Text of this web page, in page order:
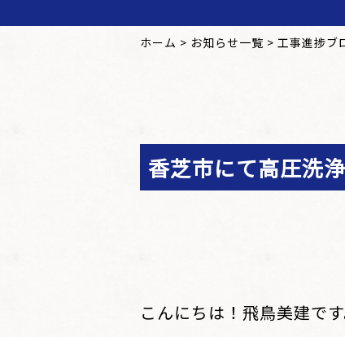
ホーム > お知らせ一覧 > 工事進捗ブ
香芝市にて高圧洗
こんにちは！飛鳥美建です